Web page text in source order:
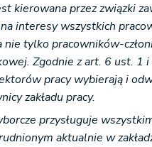
kierowana przez związki
interesy wszystkich
nie tylko pracowników-
Zgodnie z art. 6 ust. 1 i
pracy wybierają i
zakładu pracy.
przysługuje
aktualnie w